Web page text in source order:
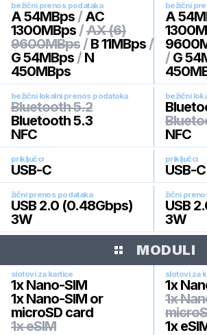
bežični prenos podataka
A 54MBps / AC
1300MBps /AX (6)
9600MBps / B 11MBps /
G 54MBps / N
450MBps
bežični
A
/ G
bežični lokalni prenos podataka
Bluetooth 5.2
Bluetooth 5.3
NFC
bežični
NFC
priključci
USB-C
priključci
USB-C
žični prenos podataka
USB 2.0 (0.48Gbps)
3W
žični
USB
3W
MODULI
slotovi za kartice
1x Nano-SIM
1x Nano-SIM or
microSD card
1x eSIM
slotovi za
1x
1x
1x